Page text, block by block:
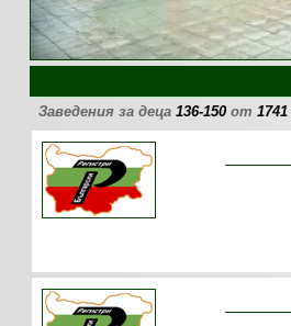
Заведения за деца136-150 от1741